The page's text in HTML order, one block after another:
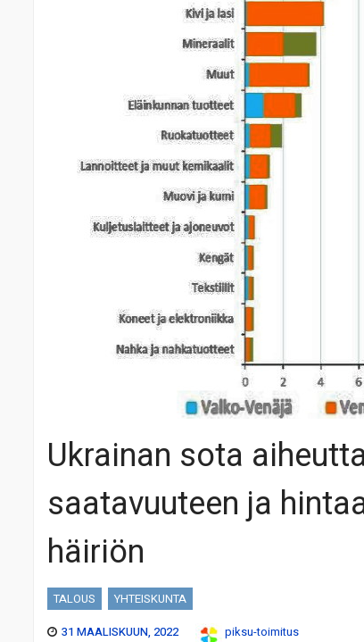
Ukrainan sota
saatavuuteen ja
häiriön
TALOUS
YHTEISKUNTA
31 MAALISKUUN, 2022
piksu-toimitus